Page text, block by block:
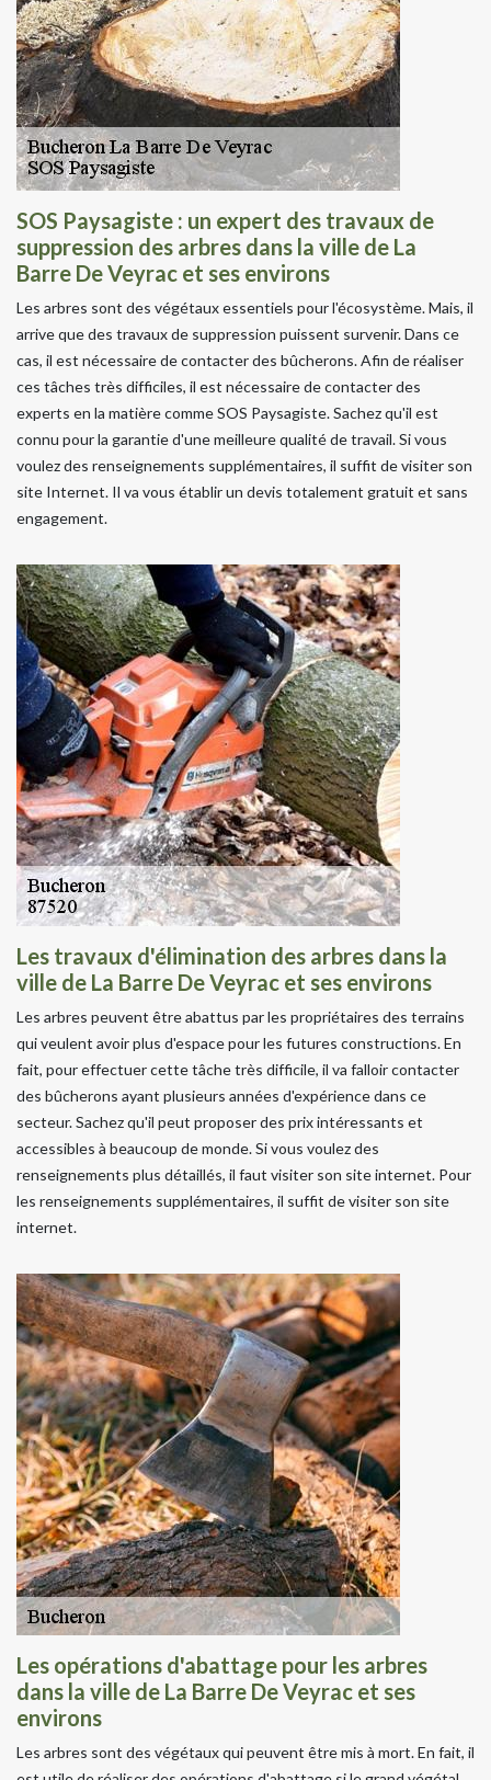
SOS Paysagiste : un expert des travaux de
suppression des arbres dans la ville de La
Barre De Veyrac et ses environs
Les arbres sont des végétaux essentiels pour l'écosystème. Mais, il
arrive que des travaux de suppression puissent survenir. Dans ce
cas, il est nécessaire de contacter des bûcherons. Afin de réaliser
ces tâches très difficiles, il est nécessaire de contacter des
experts en la matière comme SOS Paysagiste. Sachez qu'il est
connu pour la garantie d'une meilleure qualité de travail. Si vous
voulez des renseignements supplémentaires, il suffit de visiter son
site Internet. Il va vous établir un devis totalement gratuit et sans
engagement.
Les travaux d'élimination des arbres dans la
ville de La Barre De Veyrac et ses environs
Les arbres peuvent être abattus par les propriétaires des terrains
qui veulent avoir plus d'espace pour les futures constructions. En
fait, pour effectuer cette tâche très difficile, il va falloir contacter
des bûcherons ayant plusieurs années d'expérience dans ce
secteur. Sachez qu'il peut proposer des prix intéressants et
accessibles à beaucoup de monde. Si vous voulez des
renseignements plus détaillés, il faut visiter son site internet. Pour
les renseignements supplémentaires, il suffit de visiter son site
internet.
Les opérations d'abattage pour les arbres
dans la ville de La Barre De Veyrac et ses
environs
Les arbres sont des végétaux qui peuvent être mis à mort. En fait, il